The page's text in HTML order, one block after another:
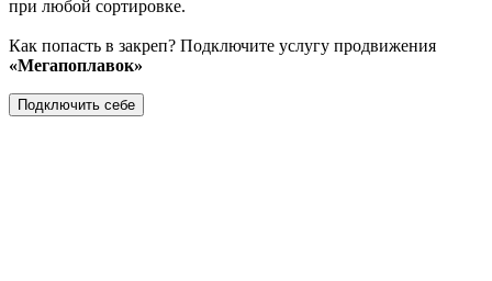
при любой сортировке.
Как попасть в закреп? Подключите услугу продвижения
«Мегапоплавок»
Подключить себе